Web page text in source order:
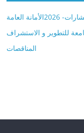
العامة
للتطوير و الاستشراف
المناقصات